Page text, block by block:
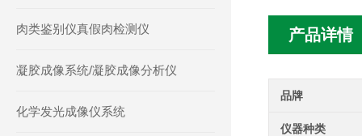
产品详情
品牌
仪器种类
肉类鉴别仪真假肉检测仪
凝胶成像系统/凝胶成像分析仪
化学发光成像仪系统